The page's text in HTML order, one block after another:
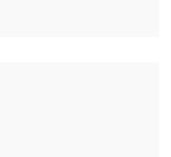
根据客户需求实现